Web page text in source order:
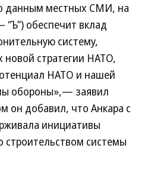
данным местных СМИ, на
обеспечит вклад
систему,
новой стратегии НАТО,
НАТО и нашей
обороны»,— заявил
он добавил, что Анкара с
инициативы
строительством системы